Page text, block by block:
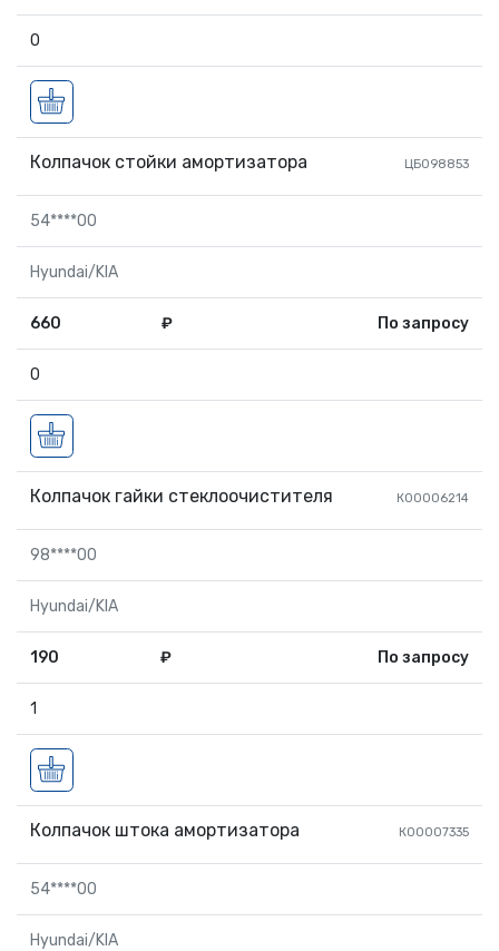
0
Колпачок стойки амортизатора ЦБ098853
54****00
Hyundai/KIA
660 ₽ По запросу
0
Колпачок гайки стеклоочистителя К00006214
98****00
Hyundai/KIA
190 ₽ По запросу
1
Колпачок штока амортизатора К00007335
54****00
Hyundai/KIA